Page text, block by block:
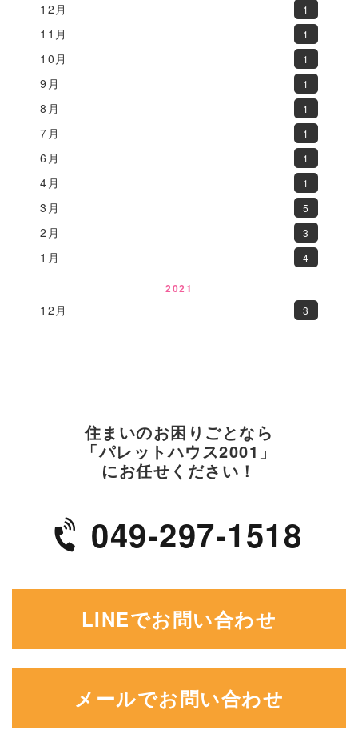
12月 1
11月 1
10月 1
9月 1
8月 1
7月 1
6月 1
4月 1
3月 5
2月 3
1月 4
2021
12月 3
住まいのお困りごとなら
「パレットハウス2001」
にお任せください！
049-297-1518
LINEでお問い合わせ
メールでお問い合わせ